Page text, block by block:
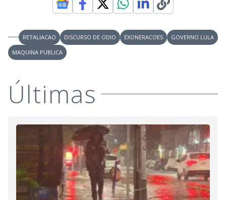
RETALIACAO DISCURSO DE ODIO EXONERACOES
GOVERNO LULA
MAQUINA PUBLICA
Últimas